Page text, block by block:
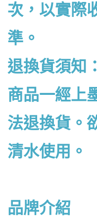
次，以實際
準。
退換貨須知
商品一經上
法退換貨。
清水使用。
品牌介紹